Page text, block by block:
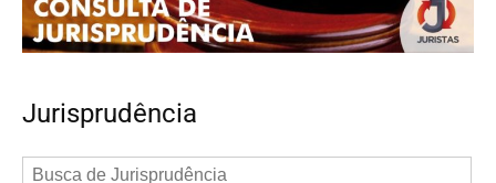
Jurisprudência